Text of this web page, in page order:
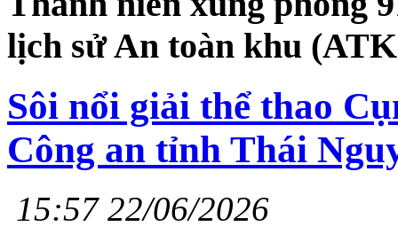
lịch sử An toàn khu
Sôi nổi giải thể thao
Công an tỉnh Thái
15:57 22/06/2026